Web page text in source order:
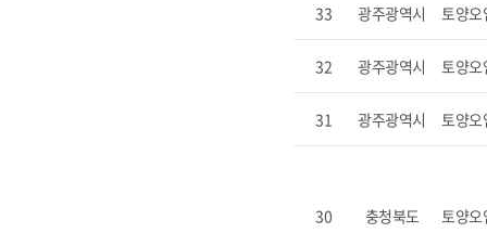
33 광주광역시 토양오
32 광주광역시 토양오
31 광주광역시 토양오
30 충청북도 토양오